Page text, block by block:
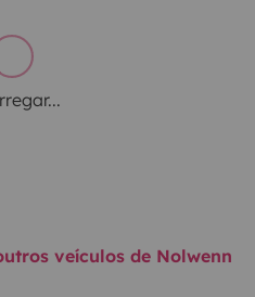
veículos de Nolwenn